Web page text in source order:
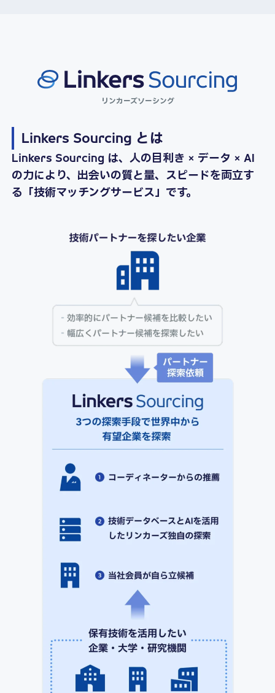
リンカーズソーシング
Linkers Sourcing とは
Linkers Sourcing は、人の目利き × データ × AI
の力により、出会いの質と量、スピードを両立す
る「技術マッチングサービス」です。